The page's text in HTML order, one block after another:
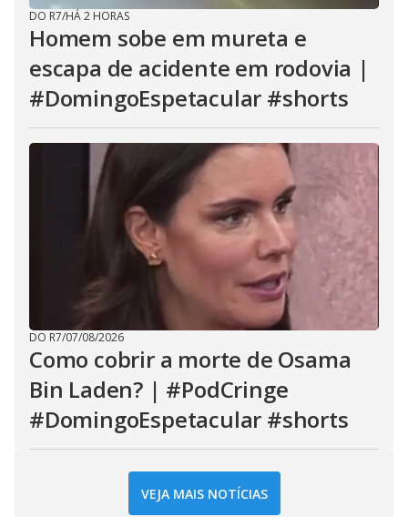
DO R7/HÁ 2 HORAS
Homem sobe em mureta e
escapa de acidente em rodovia |
#DomingoEspetacular #shorts
DO R7/07/08/2026
Como cobrir a morte de Osama
Bin Laden? | #PodCringe
#DomingoEspetacular #shorts
VEJA MAIS NOTÍCIAS